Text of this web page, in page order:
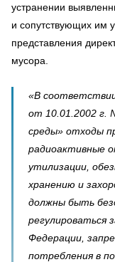
устранении
и сопутствующих им
представления
мусора.
«В
от 10.01.2002 г.
среды» отходы
радиоактивные
утилизации,
хранению и
должны быть
регулироваться
Федерации,
потребления в